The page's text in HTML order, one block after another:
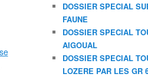
DOSSIER SPECIAL
FAUNE
DOSSIER SPECIAL
AIGOUAL
DOSSIER SPECIAL
LOZERE PAR LES GR